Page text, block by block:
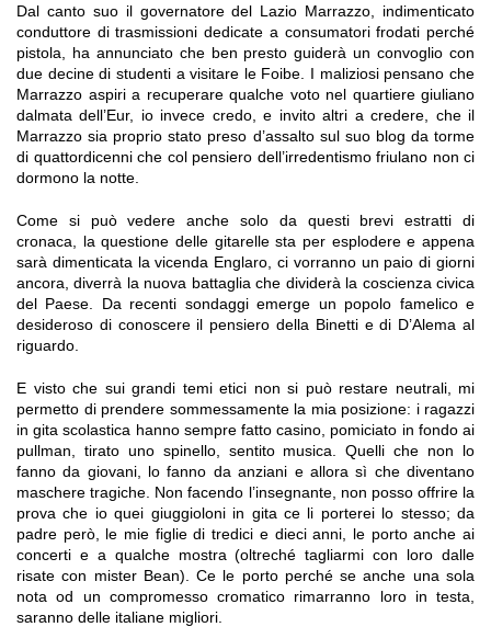
Dal canto suo il governatore del Lazio Marrazzo, indimenticato
conduttore di trasmissioni dedicate a consumatori frodati perché
pistola, ha annunciato che ben presto guiderà un convoglio con
due decine di studenti a visitare le Foibe. I maliziosi pensano che
Marrazzo aspiri a recuperare qualche voto nel quartiere giuliano
dalmata dell’Eur, io invece credo, e invito altri a credere, che il
Marrazzo sia proprio stato preso d’assalto sul suo blog da torme
di quattordicenni che col pensiero dell’irredentismo friulano non ci
dormono la notte.
Come si può vedere anche solo da questi brevi estratti di
cronaca, la questione delle gitarelle sta per esplodere e appena
sarà dimenticata la vicenda Englaro, ci vorranno un paio di giorni
ancora, diverrà la nuova battaglia che dividerà la coscienza civica
del Paese. Da recenti sondaggi emerge un popolo famelico e
desideroso di conoscere il pensiero della Binetti e di D’Alema al
riguardo.
E visto che sui grandi temi etici non si può restare neutrali, mi
permetto di prendere sommessamente la mia posizione: i ragazzi
in gita scolastica hanno sempre fatto casino, pomiciato in fondo ai
pullman, tirato uno spinello, sentito musica. Quelli che non lo
fanno da giovani, lo fanno da anziani e allora sì che diventano
maschere tragiche. Non facendo l’insegnante, non posso offrire la
prova che io quei giuggioloni in gita ce li porterei lo stesso; da
padre però, le mie figlie di tredici e dieci anni, le porto anche ai
concerti e a qualche mostra (oltreché tagliarmi con loro dalle
risate con mister Bean). Ce le porto perché se anche una sola
nota od un compromesso cromatico rimarranno loro in testa,
saranno delle italiane migliori.